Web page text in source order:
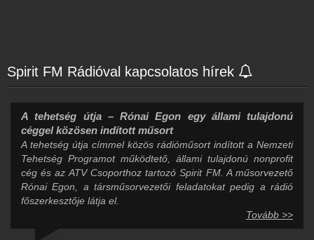
Spirit FM Rádióval kapcsolatos hírek
A tehetség útja – Rónai Egon egy állami tulajdonú
céggel közösen indított műsort
A tehetség útja címmel közös rádióműsort indított a Nemzeti
Tehetség Programot működtető, állami tulajdonú nonprofit
cég és az ATV Csoporthoz tartozó Spirit FM. A műsorvezető
Rónai Egon, a társműsorvezetői feladatokat pedig a rádió
főszerkesztője látja el.
Tovább >>